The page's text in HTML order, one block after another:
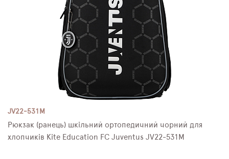
JV22-531M
Рюкзак (ранець) шкільний ортопедичний чорний для
хлопчиків Kite Education FC Juventus JV22-531M